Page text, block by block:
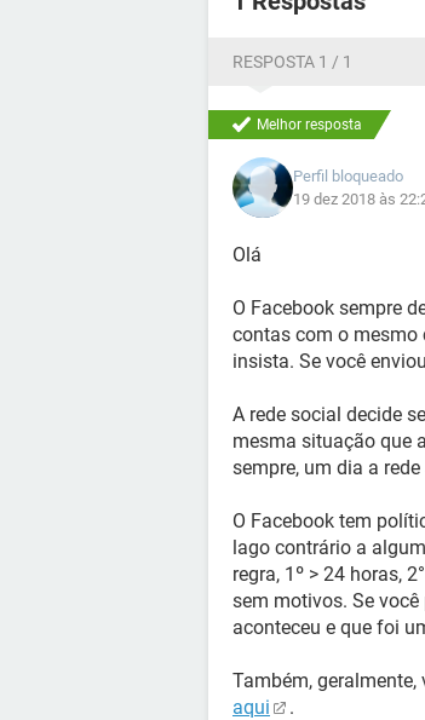
RESPOSTA 1 / 1
Melhor resposta
Perfil bloqueado
19 dez 2018 às
Olá
O Facebook sempre
contas com o mesmo
insista. Se você
A rede social decide
mesma situação que
sempre, um dia a
O Facebook tem
lago contrário a
regra, 1º > 24 horas,
sem motivos. Se
aconteceu e que foi
Também,
aqui
.